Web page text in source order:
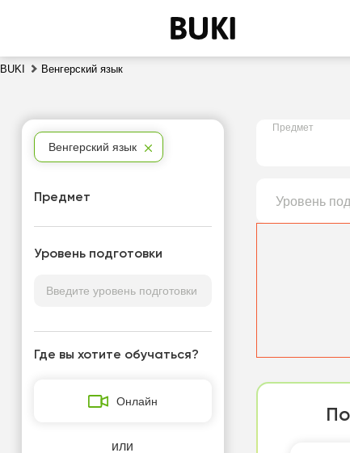
BUKI Венгерский язык
Предмет
Уровень
Венгерский язык
Предмет
Уровень подготовки
Где вы хотите обучаться?
Онлайн
или